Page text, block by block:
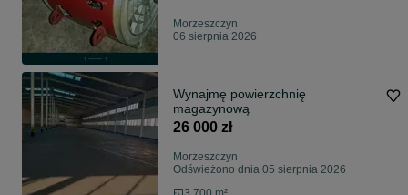
Morzeszczyn
06 sierpnia 2026
Wynajmę powierzchnię
magazynową
26 000 zł
Morzeszczyn
Odświeżono dnia 05 sierpnia 2026